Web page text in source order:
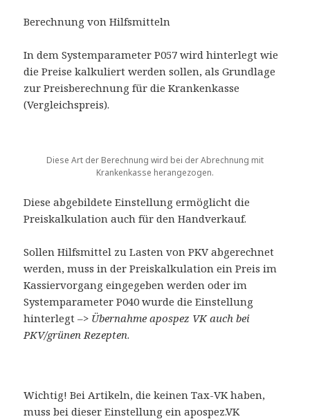
Berechnung von Hilfsmitteln
In dem Systemparameter P057 wird hinterlegt wie
die Preise kalkuliert werden sollen, als Grundlage
zur Preisberechnung für die Krankenkasse
(Vergleichspreis).
Diese Art der Berechnung wird bei der Abrechnung mit
Krankenkasse herangezogen.
Diese abgebildete Einstellung ermöglicht die
Preiskalkulation auch für den Handverkauf.
Sollen Hilfsmittel zu Lasten von PKV abgerechnet
werden, muss in der Preiskalkulation ein Preis im
Kassiervorgang eingegeben werden oder im
Systemparameter P040 wurde die Einstellung
hinterlegt –> Übernahme apospez VK auch bei
PKV/grünen Rezepten.
Wichtig! Bei Artikeln, die keinen Tax-VK haben,
muss bei dieser Einstellung ein apospez.VK